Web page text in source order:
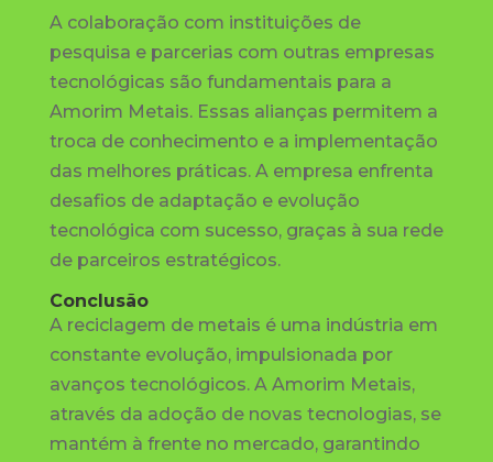
A colaboração com instituições de
pesquisa e parcerias com outras empresas
tecnológicas são fundamentais para a
Amorim Metais. Essas alianças permitem a
troca de conhecimento e a implementação
das melhores práticas. A empresa enfrenta
desafios de adaptação e evolução
tecnológica com sucesso, graças à sua rede
de parceiros estratégicos.
Conclusão
A reciclagem de metais é uma indústria em
constante evolução, impulsionada por
avanços tecnológicos. A Amorim Metais,
através da adoção de novas tecnologias, se
mantém à frente no mercado, garantindo